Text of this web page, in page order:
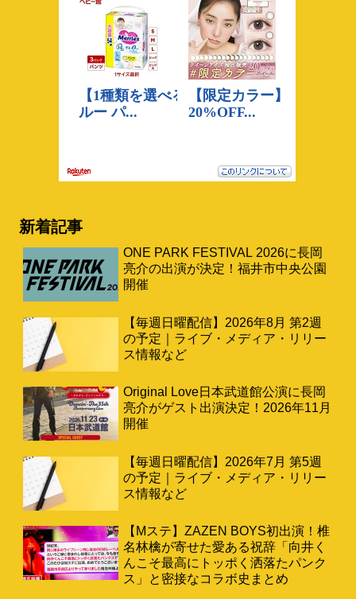
新着記事
ONE PARK FESTIVAL 2026に長岡
亮介の出演が決定！福井市中央公園
開催
【毎週日曜配信】2026年8月 第2週
の予定｜ライブ・メディア・リリー
ス情報など
Original Love日本武道館公演に長岡
亮介がゲスト出演決定！2026年11月
開催
【毎週日曜配信】2026年7月 第5週
の予定｜ライブ・メディア・リリー
ス情報など
【Mステ】ZAZEN BOYS初出演！椎
名林檎が寄せた愛ある祝辞「向井く
んこそ最高にトッポく洒落たパンク
ス」と密接なコラボ史まとめ